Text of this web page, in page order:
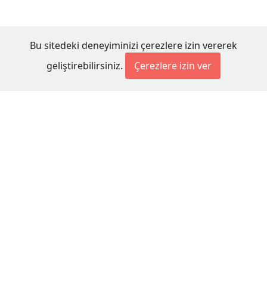
Bu sitedeki deneyiminizi çerezlere izin vererek
geliştirebilirsiniz.
Çerezlere izin ver